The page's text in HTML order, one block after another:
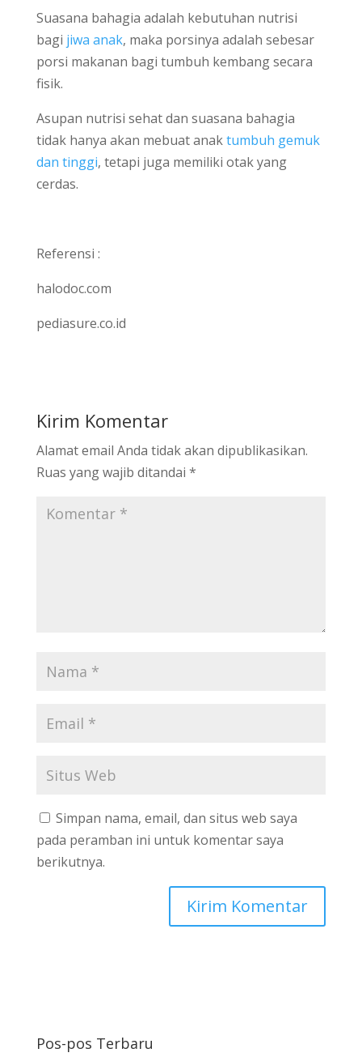
Suasana bahagia adalah kebutuhan nutrisi
bagi jiwa anak, maka porsinya adalah sebesar
porsi makanan bagi tumbuh kembang secara
fisik.
Asupan nutrisi sehat dan suasana bahagia
tidak hanya akan mebuat anaktumbuh gemuk
dan tinggi, tetapi juga memiliki otak yang
cerdas.
Referensi :
halodoc.com
pediasure.co.id
Kirim Komentar
Alamat email Anda tidak akan dipublikasikan.
Ruas yang wajib ditandai *
Simpan nama, email, dan situs web saya
pada peramban ini untuk komentar saya
berikutnya.
Pos-pos Terbaru